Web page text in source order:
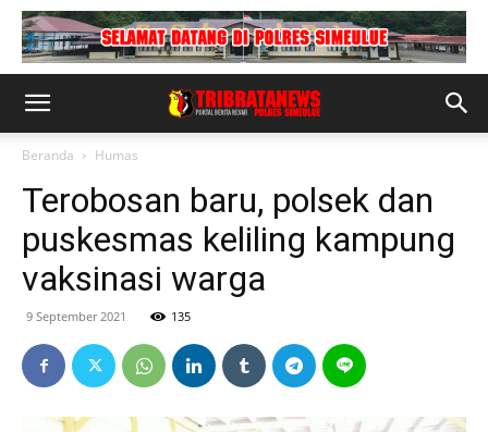
Beranda Humas
Terobosan baru, polsek dan
puskesmas keliling kampung
vaksinasi warga
9 September 2021 135